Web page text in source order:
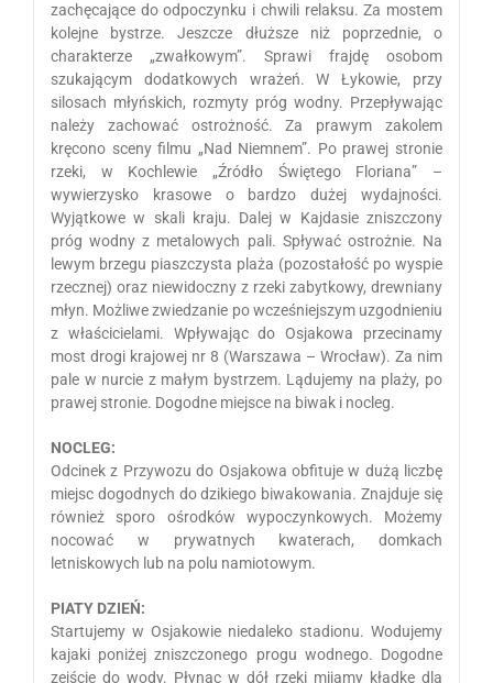
zachęcające do odpoczynku i chwili relaksu. Za mostem
kolejne bystrze. Jeszcze dłuższe niż poprzednie, o
charakterze „zwałkowym”. Sprawi frajdę osobom
szukającym dodatkowych wrażeń. W Łykowie, przy
silosach młyńskich, rozmyty próg wodny. Przepływając
należy zachować ostrożność. Za prawym zakolem
kręcono sceny filmu „Nad Niemnem”. Po prawej stronie
rzeki, w Kochlewie „Źródło Świętego Floriana” –
wywierzysko krasowe o bardzo dużej wydajności.
Wyjątkowe w skali kraju. Dalej w Kajdasie zniszczony
próg wodny z metalowych pali. Spływać ostrożnie. Na
lewym brzegu piaszczysta plaża (pozostałość po wyspie
rzecznej) oraz niewidoczny z rzeki zabytkowy, drewniany
młyn. Możliwe zwiedzanie po wcześniejszym uzgodnieniu
z właścicielami. Wpływając do Osjakowa przecinamy
most drogi krajowej nr 8 (Warszawa – Wrocław). Za nim
pale w nurcie z małym bystrzem. Lądujemy na plaży, po
prawej stronie. Dogodne miejsce na biwak i nocleg.
NOCLEG:
Odcinek z Przywozu do Osjakowa obfituje w dużą liczbę
miejsc dogodnych do dzikiego biwakowania. Znajduje się
również sporo ośrodków wypoczynkowych. Możemy
nocować w prywatnych kwaterach, domkach
letniskowych lub na polu namiotowym.
PIATY DZIEŃ:
Startujemy w Osjakowie niedaleko stadionu. Wodujemy
kajaki poniżej zniszczonego progu wodnego. Dogodne
zejście do wody. Płynąc w dół rzeki mijamy kładkę dla